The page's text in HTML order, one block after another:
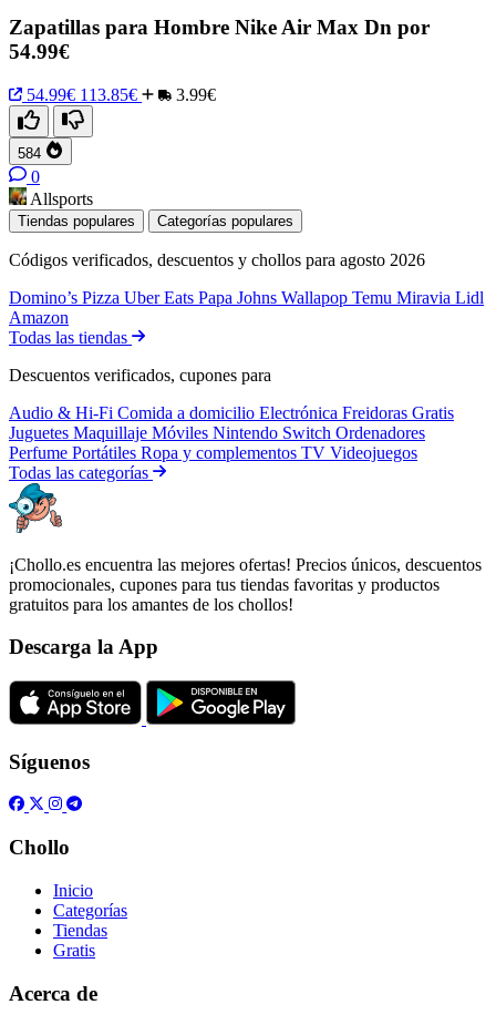
Zapatillas para Hombre Nike Air Max Dn por
54.99€
54.99€ 113.85€ 3.99€
584
0
Allsports
Tiendas populares Categorías populares
Códigos verificados, descuentos y chollos para agosto 2026
Domino’s Pizza Uber Eats Papa Johns Wallapop Temu Miravia Lidl
Amazon
Todas las tiendas
Descuentos verificados, cupones para
Audio & Hi-Fi Comida a domicilio Electrónica Freidoras Gratis
Juguetes Maquillaje Móviles Nintendo Switch Ordenadores
Perfume Portátiles Ropa y complementos TV Videojuegos
Todas las categorías
¡Chollo.es encuentra las mejores ofertas! Precios únicos, descuentos
promocionales, cupones para tus tiendas favoritas y productos
gratuitos para los amantes de los chollos!
Descarga la App
Síguenos
Chollo
Inicio
Categorías
Tiendas
Gratis
Acerca de